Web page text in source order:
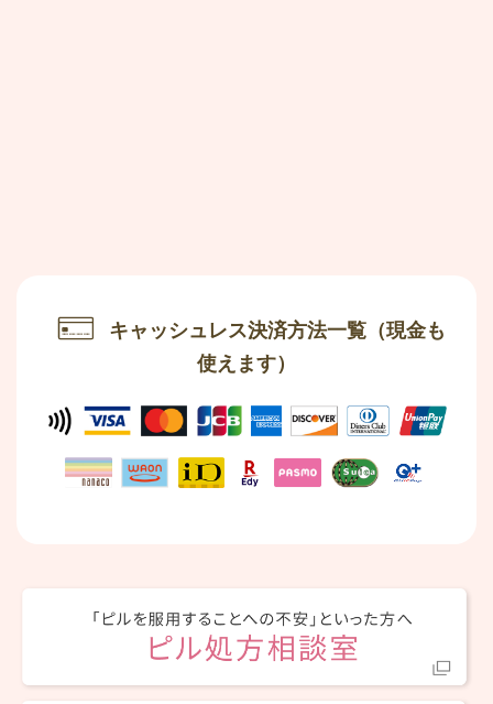
キャッシュレス決済方法一覧（現金も
使えます）